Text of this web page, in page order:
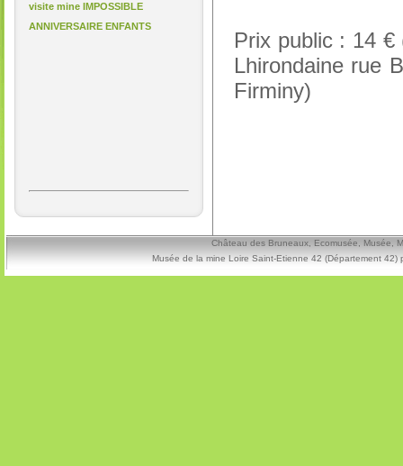
visite mine IMPOSSIBLE
ANNIVERSAIRE ENFANTS
Prix public : 14 €
Lhirondaine rue
Firminy)
Château des Bruneaux, Ecomusée, Musée,
Musée de la mine Loire Saint-Etienne 42 (Département